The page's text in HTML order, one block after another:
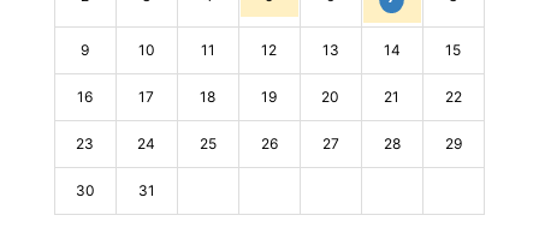
9 10 11 12 13 14 15
16 17 18 19 20 21 22
23 24 25 26 27 28 29
30 31